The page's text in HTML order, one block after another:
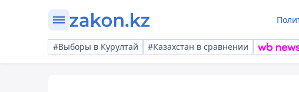
#Выборы в Курултай #Казахстан в сравнении